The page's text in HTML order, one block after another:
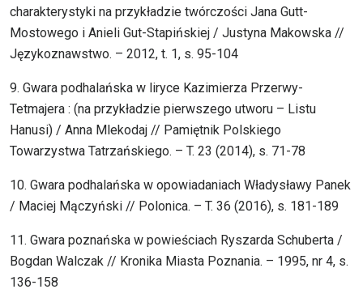
charakterystyki na przykładzie twórczości Jana Gutt-
Mostowego i Anieli Gut-Stapińskiej / Justyna Makowska //
Językoznawstwo. – 2012, t. 1, s. 95-104
9. Gwara podhalańska w liryce Kazimierza Przerwy-
Tetmajera : (na przykładzie pierwszego utworu – Listu
Hanusi) / Anna Mlekodaj // Pamiętnik Polskiego
Towarzystwa Tatrzańskiego. – T. 23 (2014), s. 71-78
10. Gwara podhalańska w opowiadaniach Władysławy Panek
/ Maciej Mączyński // Polonica. – T. 36 (2016), s. 181-189
11. Gwara poznańska w powieściach Ryszarda Schuberta /
Bogdan Walczak // Kronika Miasta Poznania. – 1995, nr 4, s.
136-158